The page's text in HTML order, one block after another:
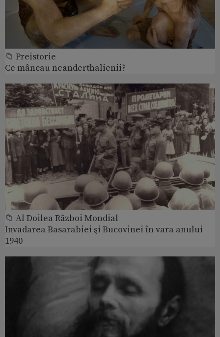
📁 Preistorie
Ce mâncau neanderthalienii?
📁 Al Doilea Război Mondial
Invadarea Basarabiei şi Bucovinei în vara anului
1940